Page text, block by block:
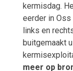
kermisdag.
eerder in
links en
buitgemaakt
meer op